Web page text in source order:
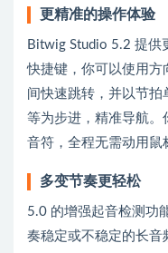
更精准的操作体验
Bitwig Studio 5.2 提供
快捷键，你可以使用方
间快速跳转，并以节
等为步进，精准导航。
音符，全程无需动用鼠
多变节奏更轻松
5.0 的增强起音检测功
奏稳定或不稳定的长